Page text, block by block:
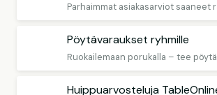
Pöytävaraukset ryhmille